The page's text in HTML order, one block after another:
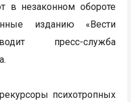
в незаконном обороте
изданию «Вести
пресс-служба
психотропных